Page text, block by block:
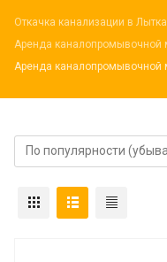
Откачка канализации в
Аренда каналопромывочной
Аренда